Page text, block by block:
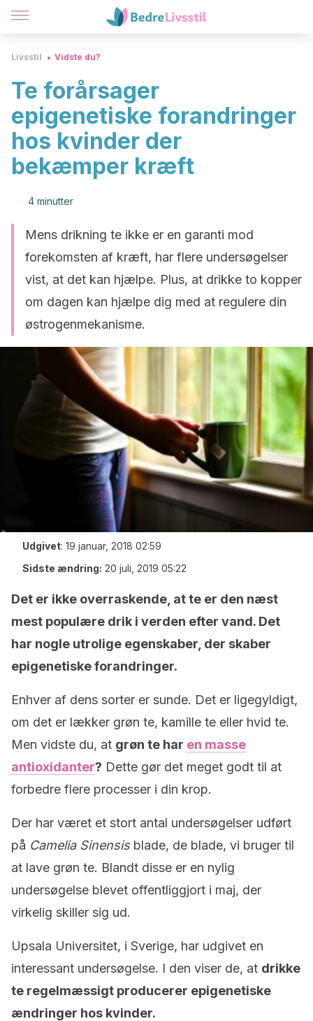
Livsstil Vidste du?
Te forårsager
epigenetiske forandringer
hos kvinder der
bekæmper kræft
4 minutter
Mens drikning te ikke er en garanti mod
forekomsten af kræft, har flere undersøgelser
vist, at det kan hjælpe. Plus, at drikke to kopper
om dagen kan hjælpe dig med at regulere din
østrogenmekanisme.
Udgivet: 19 januar, 2018 02:59
Sidste ændring: 20 juli, 2019 05:22
Det er ikke overraskende, at te er den næst
mest populære drik i verden efter vand. Det
har nogle utrolige egenskaber, der skaber
epigenetiske forandringer.
Enhver af dens sorter er sunde. Det er ligegyldigt,
om det er lækker grøn te, kamille te eller hvid te.
Men vidste du, at grøn te har en masse
antioxidanter? Dette gør det meget godt til at
forbedre flere processer i din krop.
Der har været et stort antal undersøgelser udført
på Camelia Sinensisblade, de blade, vi bruger til
at lave grøn te. Blandt disse er en nylig
undersøgelse blevet offentliggjort i maj, der
virkelig skiller sig ud.
Upsala Universitet, i Sverige, har udgivet en
interessant undersøgelse. I den viser de, at drikke
te regelmæssigt producerer epigenetiske
ændringer hos kvinder.